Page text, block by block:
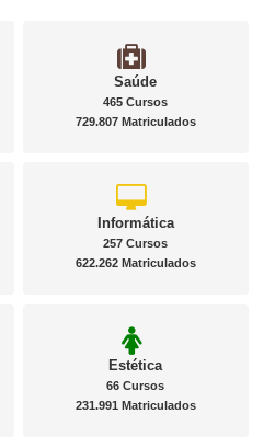
Saúde
465 Cursos
729.807 Matriculados
Informática
257 Cursos
622.262 Matriculados
Estética
66 Cursos
231.991 Matriculados